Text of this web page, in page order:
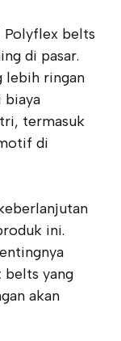
Polyflex belts
di pasar.
lebih ringan
biaya
termasuk
di
ini.
belts yang
akan